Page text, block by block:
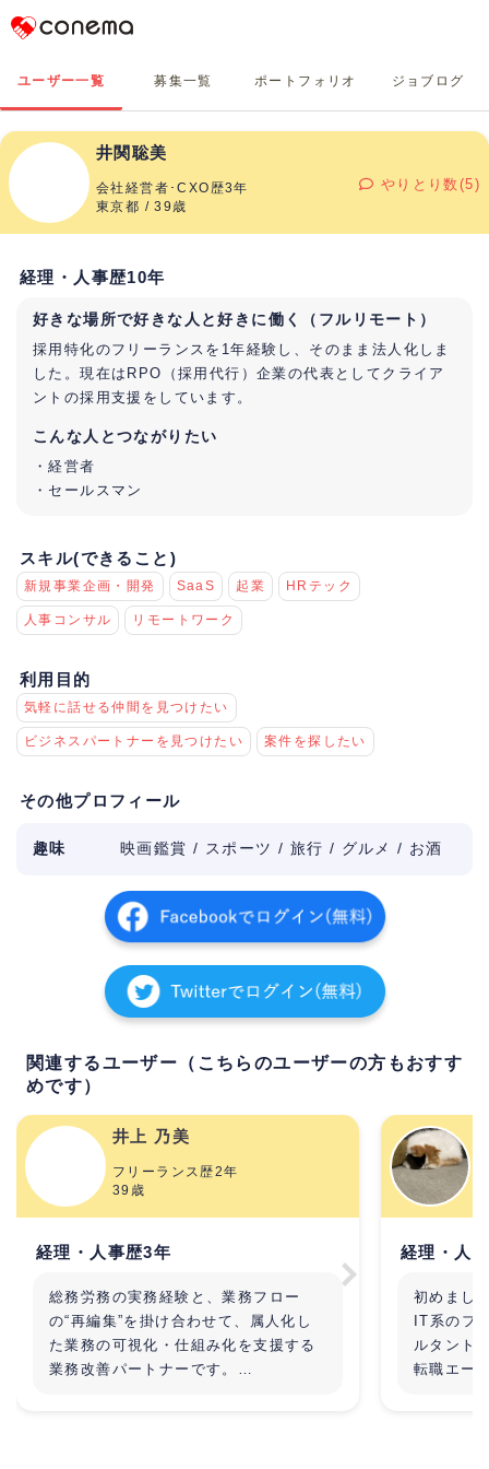
Conema
ユーザー一覧 募集一覧 ポートフォリオ ジョブログ
井関聡美
会社経営者･CXO歴3年
東京都 / 39歳
やりとり数(5)
経理・人事歴10年
好きな場所で好きな人と好きに働く（フルリモート）
採用特化のフリーランスを1年経験し、そのまま法人化しま
した。現在はRPO（採用代行）企業の代表としてクライア
ントの採用支援をしています。
こんな人とつながりたい
・経営者
・セールスマン
スキル(できること)
新規事業企画・開発 SaaS 起業 HRテック
人事コンサル リモートワーク
利用目的
気軽に話せる仲間を見つけたい
ビジネスパートナーを見つけたい 案件を探したい
その他プロフィール
趣味 映画鑑賞 / スポーツ / 旅行 / グルメ / お酒
関連するユーザー（こちらのユーザーの方もおすす
めです）
井上 乃美
フリーランス歴2年
39歳
経理・人事歴3年
総務労務の実務経験と、業務フロー
の“再編集”を掛け合わせて、属人化し
た業務の可視化・仕組み化を支援する
業務改善パートナーです。
経理・人
初めまし
IT系のフ
ルタント
転職エー